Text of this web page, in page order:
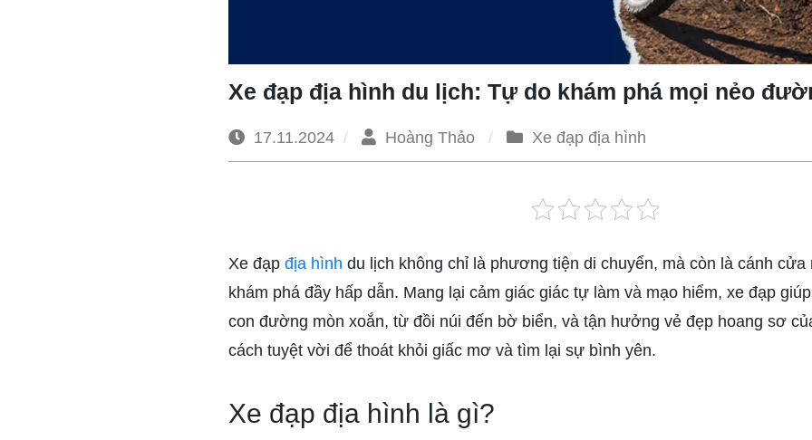
Xe đạp địa hình du lịch: Tự do khám phá mọi nẻo
17.11.2024 Hoàng Thảo Xe đạp địa hình
Xe đạp địa hình du lịch không chỉ là phương tiện di chuyển, mà còn là cánh
khám phá đầy hấp dẫn. Mang lại cảm giác giác tự làm và mạo hiểm, xe đạp
con đường mòn xoắn, từ đồi núi đến bờ biển, và tận hưởng vẻ đẹp hoang sơ
cách tuyệt vời để thoát khỏi giấc mơ và tìm lại sự bình yên.
Xe đạp địa hình là gì?